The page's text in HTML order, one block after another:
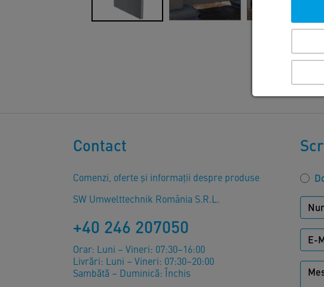
Contact
Comenzi, oferte și informații despre produse
SW Umwelttechnik România S.R.L.
+40 246 207050
Orar: Luni – Vineri: 07:30–16:00
Livrări: Luni – Vineri: 07:30–20:00
Sambătă – Duminică: Închis